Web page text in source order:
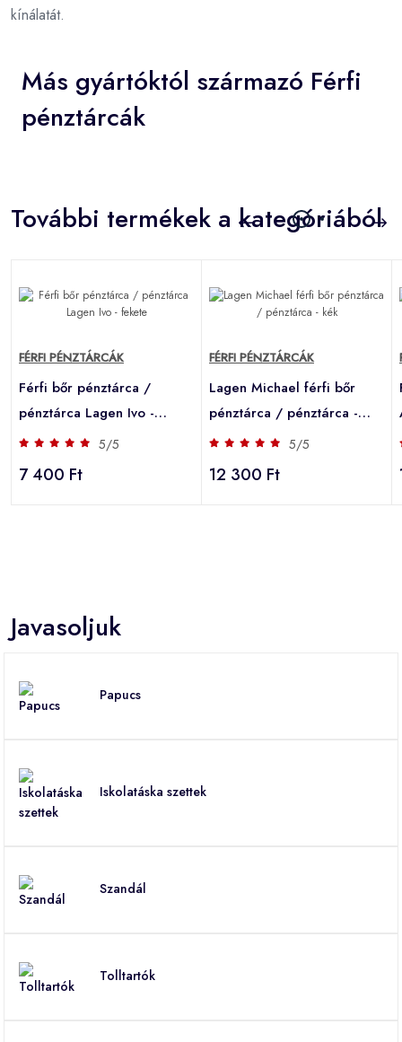
kínálatát.
Más gyártóktól származó Férfi
pénztárcák
További termékek a kategóriából
FÉRFI PÉNZTÁRCÁK
Férfi bőr pénztárca /
pénztárca Lagen Ivo -
fekete
5/5
7 400 Ft
FÉRFI PÉNZTÁRCÁK
Lagen Michael férfi bőr
pénztárca / pénztárca -
kék
5/5
12 300 Ft
Javasoljuk
Papucs
Iskolatáska szettek
Szandál
Tolltartók